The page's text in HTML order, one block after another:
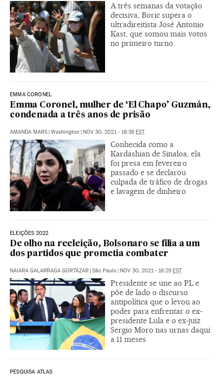
A três semanas da votação
decisiva, Boric supera o
ultradireitista José Antonio
Kast, que somou mais votos
no primeiro turno.
EMMA CORONEL
Emma Coronel, mulher de ‘El Chapo’ Guzmán,
condenada a três anos de prisão
AMANDA MARS | Washington | NOV 30, 2021 - 18:38 EST
Conhecida como a
Kardashian de Sinaloa, ela
foi presa em fevereiro
passado e se declarou
culpada de tráfico de drogas
e lavagem de dinheiro
ELEIÇÕES 2022
De olho na reeleição, Bolsonaro se filia a um
dos partidos que prometia combater
NAIARA GALARRAGA GORTÁZAR | São Paulo | NOV 30, 2021 - 16:29 EST
Presidente se une ao PL e
põe de lado o discurso
antipolítica que o levou ao
poder para enfrentar o ex-
presidente Lula e o ex-juiz
Sergio Moro nas urnas daqui
a 11 meses
PESQUISA ATLAS